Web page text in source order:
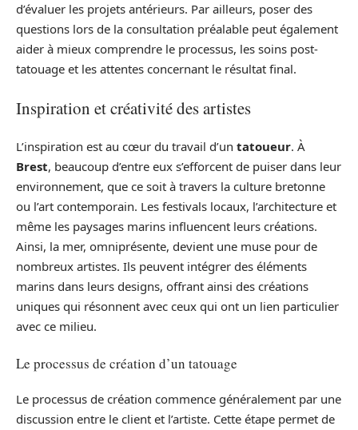
d’évaluer les projets antérieurs. Par ailleurs, poser des
questions lors de la consultation préalable peut également
aider à mieux comprendre le processus, les soins post-
tatouage et les attentes concernant le résultat final.
Inspiration et créativité des artistes
L’inspiration est au cœur du travail d’un tatoueur. À
Brest, beaucoup d’entre eux s’efforcent de puiser dans leur
environnement, que ce soit à travers la culture bretonne
ou l’art contemporain. Les festivals locaux, l’architecture et
même les paysages marins influencent leurs créations.
Ainsi, la mer, omniprésente, devient une muse pour de
nombreux artistes. Ils peuvent intégrer des éléments
marins dans leurs designs, offrant ainsi des créations
uniques qui résonnent avec ceux qui ont un lien particulier
avec ce milieu.
Le processus de création d’un tatouage
Le processus de création commence généralement par une
discussion entre le client et l’artiste. Cette étape permet de